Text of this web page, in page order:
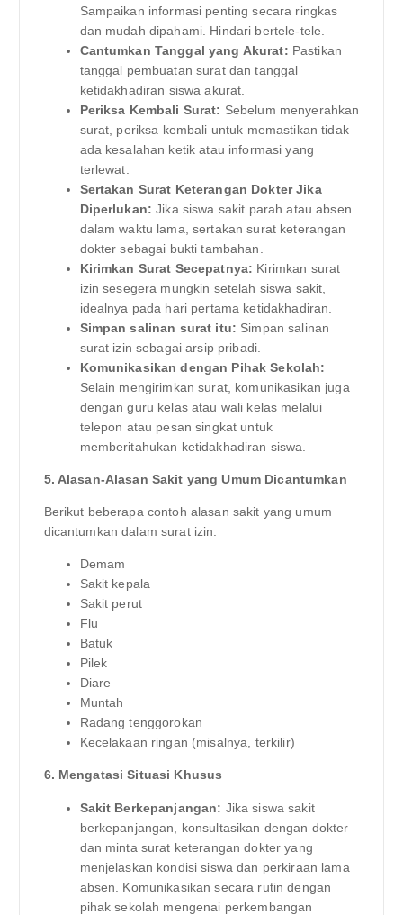
Sampaikan informasi penting secara ringkas
dan mudah dipahami. Hindari bertele-tele.
Cantumkan Tanggal yang Akurat: Pastikan
tanggal pembuatan surat dan tanggal
ketidakhadiran siswa akurat.
Periksa Kembali Surat: Sebelum menyerahkan
surat, periksa kembali untuk memastikan tidak
ada kesalahan ketik atau informasi yang
terlewat.
Sertakan Surat Keterangan Dokter Jika
Diperlukan: Jika siswa sakit parah atau absen
dalam waktu lama, sertakan surat keterangan
dokter sebagai bukti tambahan.
Kirimkan Surat Secepatnya: Kirimkan surat
izin sesegera mungkin setelah siswa sakit,
idealnya pada hari pertama ketidakhadiran.
Simpan salinan surat itu: Simpan salinan
surat izin sebagai arsip pribadi.
Komunikasikan dengan Pihak Sekolah:
Selain mengirimkan surat, komunikasikan juga
dengan guru kelas atau wali kelas melalui
telepon atau pesan singkat untuk
memberitahukan ketidakhadiran siswa.
5. Alasan-Alasan Sakit yang Umum Dicantumkan
Berikut beberapa contoh alasan sakit yang umum
dicantumkan dalam surat izin:
Demam
Sakit kepala
Sakit perut
Flu
Batuk
Pilek
Diare
Muntah
Radang tenggorokan
Kecelakaan ringan (misalnya, terkilir)
6. Mengatasi Situasi Khusus
Sakit Berkepanjangan: Jika siswa sakit
berkepanjangan, konsultasikan dengan dokter
dan minta surat keterangan dokter yang
menjelaskan kondisi siswa dan perkiraan lama
absen. Komunikasikan secara rutin dengan
pihak sekolah mengenai perkembangan